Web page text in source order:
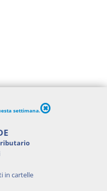
settimana.
in cartelle